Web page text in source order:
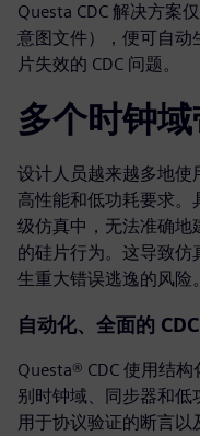
Questa CDC 解决方案
意图文件），便可自动
片失效的 CDC 问题。
多个时钟
设计人员越来越多地使
高性能和低功耗要求。
级仿真中，无法准确地
的硅片行为。这导致
生重大错误逃逸的风险。
自动化、全面的
Questa® CDC 使用结
别时钟域、同步器和
用于协议验证的断言以